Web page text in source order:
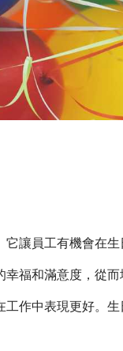
讓員工有機會在
福和滿意度，從
作中表現更好。